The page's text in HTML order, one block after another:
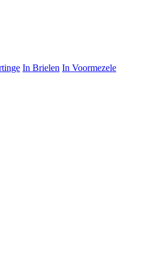
In Brielen In Voormezele